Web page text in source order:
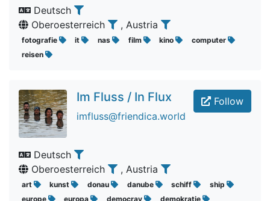
Deutsch
Oberoesterreich
, Austria
fotografie it nas film kino
computer
reisen
Follow
Im Fluss / In Flux
imfluss@friendica.world
Deutsch
Oberoesterreich
, Austria
art kunst donau danube schiff
ship
europe
europa democray
demokratie